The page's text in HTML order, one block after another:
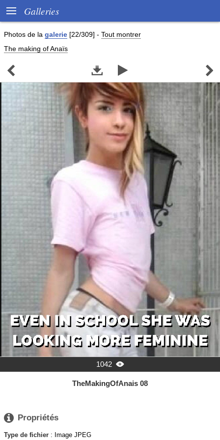
 Galleries
Photos de la galerie [22/309] - Tout montrer
The making of Anaïs
   
1042 
TheMakingOfAnais 08
 Propriétés
Type de fichier : Image JPEG